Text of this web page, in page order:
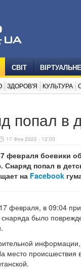
СВІТ
ЗДОРОВ'Я КУЛЬТУРА
попал в
17 Фев 2022 - 12:00
февраля боевики
Снаряд попал в
на Facebook
февраля, в 09:04
было
место происшествия